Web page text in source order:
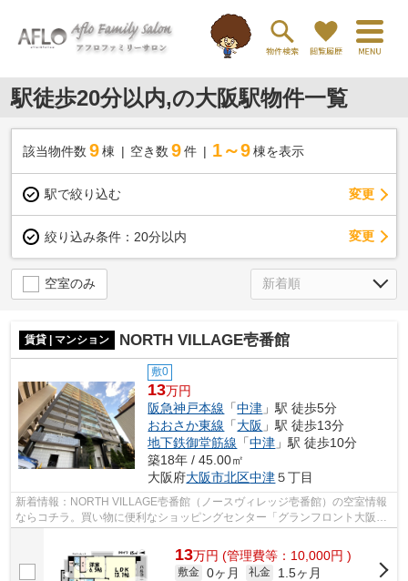
駅徒歩20分以内,の大阪駅物件一覧
該当物件数 9棟 空き数 9 件 1～9 棟を表示
駅で絞り込む 変更
絞り込み条件： 20分以内 変更
空室のみ
賃貸 | マンション NORTH VILLAGE壱番館
敷0
13万円
阪急神戸本線 「中津 」駅 徒歩5分
おおさか東線 「大阪 」駅 徒歩13分
地下鉄御堂筋線 「中津 」駅 徒歩10分
築18年 / 45.00㎡
大阪府大阪市北区中津５丁目
新着情報：NORTH VILLAGE壱番館（ノースヴィレッジ壱番館）の空室情報
ならコチラ。買い物に便利なショッピングセンター「グランフロント大阪」
13万円 (管理費等：10,000円 )
敷金 0ヶ月 礼金
1.5ヶ月